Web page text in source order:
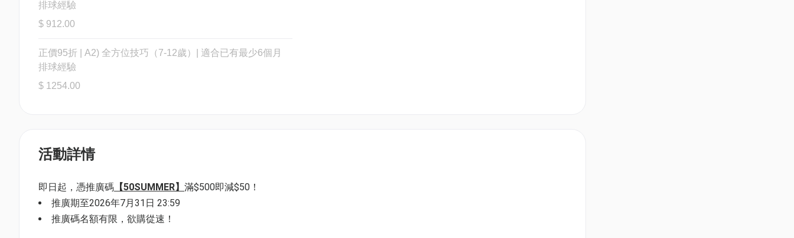
排球經驗
$ 912.00
正價95折 | A2) 全方位技巧（7-12歲）| 適合已有最少6個月
排球經驗
$ 1254.00
活動詳情
即日起，憑推廣碼 【50SUMMER】 滿$500即減$50！
推廣期至2026年7月31日 23:59
推廣碼名額有限，欲購從速！